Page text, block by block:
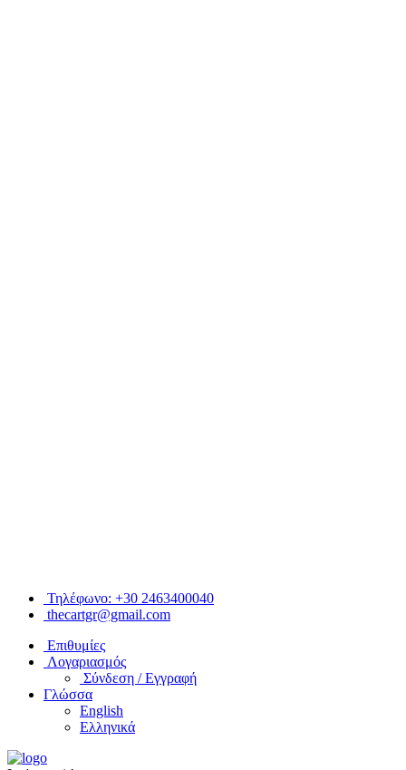
Τηλέφωνο: +30 2463400040
thecartgr@gmail.com
Επιθυμίες
Λογαριασμός
Σύνδεση / Εγγραφή
Γλώσσα
English
Ελληνικά